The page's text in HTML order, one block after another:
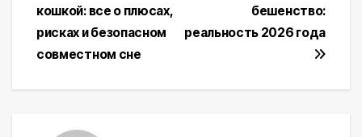
по
записям
бешенство:
реальность 2026 года
кошкой: все о плюсах,
рисках и безопасном
совместном сне